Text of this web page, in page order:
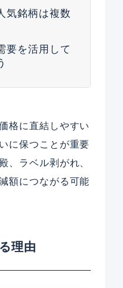
気銘柄は複数
要を活用して
格に直結しやすい
に保つことが重要
、ラベル剥がれ、
額につながる可能
理由